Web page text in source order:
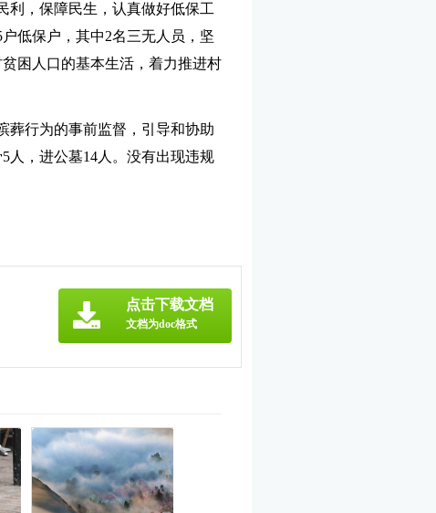
利，保障民生，认真做好低保工
低保户，其中2名三无人员，坚
困人口的基本生活，着力推进村
葬行为的事前监督，引导和协助
人，进公墓14人。没有出现违规
点击下载文档
文档为doc格式